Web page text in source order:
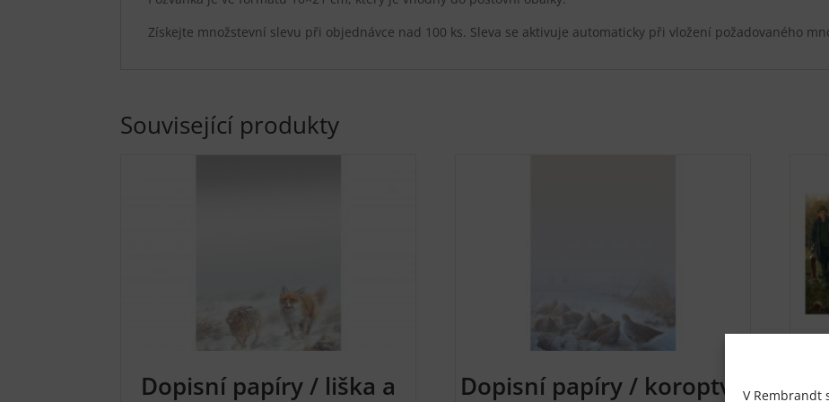
V Rembrandt
Získejte množstevní slevu při objednávce nad 100 ks. Sleva se aktivuje automaticky při vložení požadovaného
Související produkty
Dopisní papíry / liška a
Dopisní papíry / koroptve